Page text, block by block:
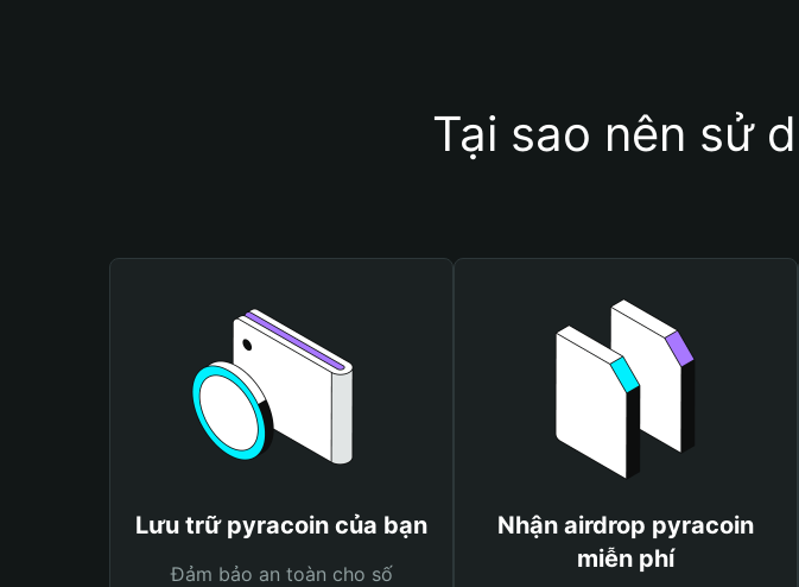
Tại sao nên sử
Lưu trữ pyracoin của bạn
Đảm bảo an toàn cho số
Nhận airdrop pyracoin
miễn phí